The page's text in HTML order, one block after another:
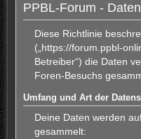
PPBL-Forum -
Diese Richtlinie
(„https://forum.ppbl-
Betreiber“) die Daten
Foren-Besuchs
Umfang und Art der
Deine Daten werden
gesammelt: